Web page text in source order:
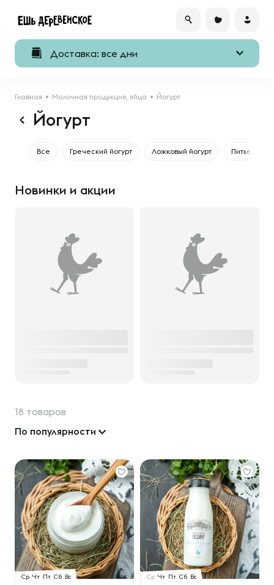
Доставка: все дни
Главная Молочная продукция, яйца Йогурт
Йогурт
Все Греческий йогурт Ложковый йогурт Питьевой
Новинки и акции
18 товаров
По популярности
Ср Чт Пт Сб Вс Ср Чт Пт Сб Вс